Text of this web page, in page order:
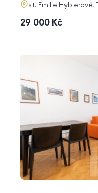
adresa
st. Emilie Hyblerové,
cena
29 000 Kč